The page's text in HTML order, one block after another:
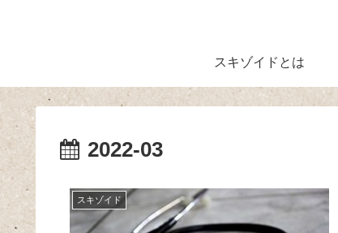
スキゾイドとは
2022-03
スキゾイド